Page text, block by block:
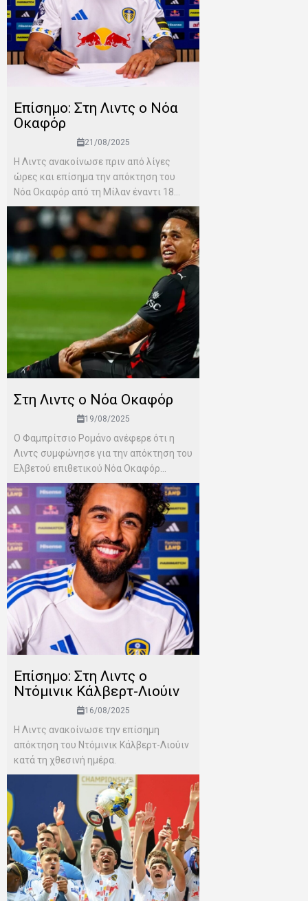
Επίσημο: Στη Λιντς ο Νόα
Οκαφόρ
21/08/2025
Η Λιντς ανακοίνωσε πριν από λίγες
ώρες και επίσημα την απόκτηση του
Νόα Οκαφόρ από τη Μίλαν έναντι 18...
Στη Λιντς ο Νόα Οκαφόρ
19/08/2025
Ο Φαμπρίτσιο Ρομάνο ανέφερε ότι η
Λιντς συμφώνησε για την απόκτηση του
Ελβετού επιθετικού Νόα Οκαφόρ...
Επίσημο: Στη Λιντς ο
Ντόμινικ Κάλβερτ-Λιούιν
16/08/2025
Η Λιντς ανακοίνωσε την επίσημη
απόκτηση του Ντόμινικ Κάλβερτ-Λιούιν
κατά τη χθεσινή ημέρα.